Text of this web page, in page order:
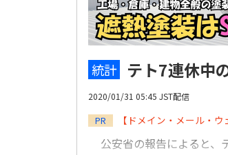
統計 テト7連休中
2020/01/31 05:45 JST配信
PR 【ドメイン・メール・
公安省の報告によると、